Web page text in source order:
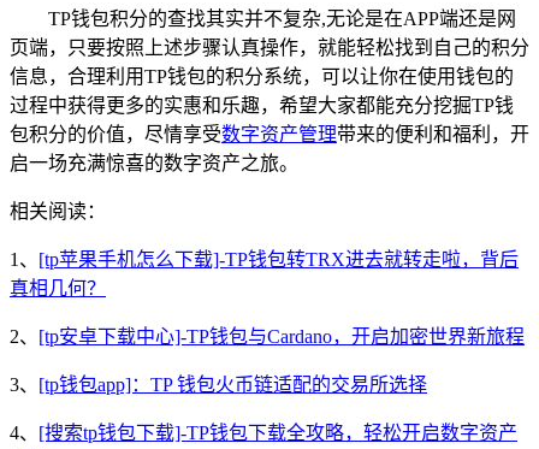
TP钱包积分的查找其实并不复杂,无论是在APP端还是网
页端，只要按照上述步骤认真操作，就能轻松找到自己的积分
信息，合理利用TP钱包的积分系统，可以让你在使用钱包的
过程中获得更多的实惠和乐趣，希望大家都能充分挖掘TP钱
包积分的价值，尽情享受数字资产管理带来的便利和福利，开
启一场充满惊喜的数字资产之旅。
相关阅读：
1、 [tp苹果手机怎么下载]-TP钱包转TRX进去就转走啦，背后
真相几何？
2、 [tp安卓下载中心]-TP钱包与Cardano，开启加密世界新旅程
3、 [tp钱包app]：TP 钱包火币链适配的交易所选择
4、 [搜索tp钱包下载]-TP钱包下载全攻略，轻松开启数字资产